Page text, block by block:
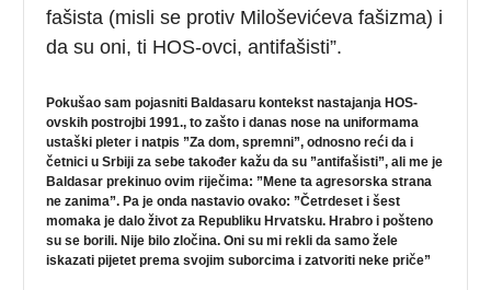
fašista (misli se protiv Miloševićeva fašizma) i
da su oni, ti HOS-ovci, antifašisti”.
Pokušao sam pojasniti Baldasaru kontekst nastajanja HOS-
ovskih postrojbi 1991., to zašto i danas nose na uniformama
ustaški pleter i natpis ”Za dom, spremni”, odnosno reći da i
četnici u Srbiji za sebe također kažu da su ”antifašisti”, ali me je
Baldasar prekinuo ovim riječima: ”Mene ta agresorska strana
ne zanima”. Pa je onda nastavio ovako: ”Četrdeset i šest
momaka je dalo život za Republiku Hrvatsku. Hrabro i pošteno
su se borili. Nije bilo zločina. Oni su mi rekli da samo žele
iskazati pijetet prema svojim suborcima i zatvoriti neke priče”